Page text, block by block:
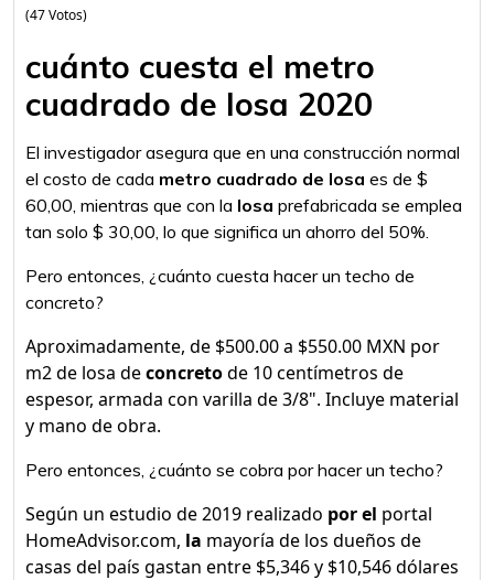
(47 Votos)
cuánto cuesta el metro
cuadrado de losa 2020
El investigador asegura que en una construcción normal
el costo de cada metro cuadrado de losa es de $
60,00, mientras que con la losa prefabricada se emplea
tan solo $ 30,00, lo que significa un ahorro del 50%.
Pero entonces, ¿cuánto cuesta hacer un techo de
concreto?
Aproximadamente, de $500.00 a $550.00 MXN por
m2 de losa deconcretode 10 centímetros de
espesor, armada con varilla de 3/8". Incluye material
y mano de obra.
Pero entonces, ¿cuánto se cobra por hacer un techo?
Según un estudio de 2019 realizado por el portal
HomeAdvisor.com, la mayoría de los dueños de
casas del país gastan entre $5,346 y $10,546 dólares